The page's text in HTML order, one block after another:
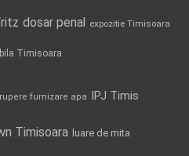
dosar penal expozitie Timisoara
Timisoara
furnizare apa IPJ Timis
Timisoara luare de mita